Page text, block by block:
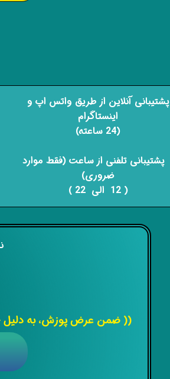
(( ضمن عرض پوزش، به دلیل
پشتیبانی آنلاین از طریق واتس اپ و
اینستاگرام
(24 ساعته)
​​​​​​​ پشتیبانی تلفنی از ساعت (فقط موارد
ضروری)
( 12 الی 22 ) ​​​​​​​